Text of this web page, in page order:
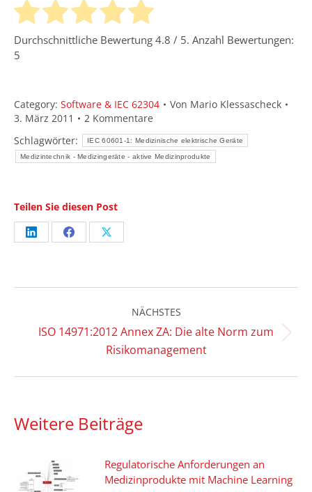
Durchschnittliche Bewertung 4.8 / 5. Anzahl Bewertungen:
5
Category: Software & IEC 62304 Von Mario Klessascheck
3. März 2011
2 Kommentare
Schlagwörter:
IEC 60601-1: Medizinische elektrische Geräte
Medizintechnik - Medizingeräte - aktive Medizinprodukte
Teilen Sie diesen Post
Share
LinkedIn
Share
Facebook
Share
X
Kommentarnavigation
NÄCHSTES
Nächster
Beitrag:
ISO 14971:2012 Annex ZA: Die alte Norm zum
Risikomanagement
Weitere Beiträge
Regulatorische Anforderungen an
Medizinprodukte mit Machine Learning